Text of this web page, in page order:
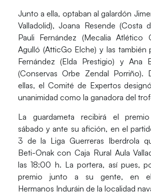
Junto a ella, optaban al galardón
Valladolid), Joana Resende (Costa
Pauli Fernández (Mecalia Atlético
Agulló (AtticGo Elche)y las también
Fernández (Elda Prestigio) y Ana
(Conservas Orbe Zendal Porriño).
ellas, el Comité de Expertos
unanimidad como la ganadora del
La guardameta recibirá el
sábado y ante su afición, en el
3 de la Liga Guerreras Iberdrola
Beti-OnakconCaja Rural Aula
las18:00 h. La portera, así pues,
premio junto a su gente, en el
Hermanos Induráin de la localidad